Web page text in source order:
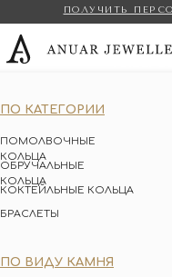
ПОЛУЧИТЬ
ПО КАТЕГОРИИ
ПОМОЛВОЧНЫЕ
КОЛЬЦА
ОБРУЧАЛЬНЫЕ
КОЛЬЦА
КОКТЕЙЛЬНЫЕ КОЛЬЦА
БРАСЛЕТЫ
ПО ВИДУ КАМНЯ